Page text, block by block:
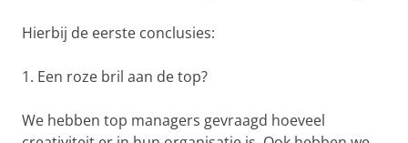
Hierbij de eerste conclusies:
1. Een roze bril aan de top?
We hebben top managers gevraagd hoeveel